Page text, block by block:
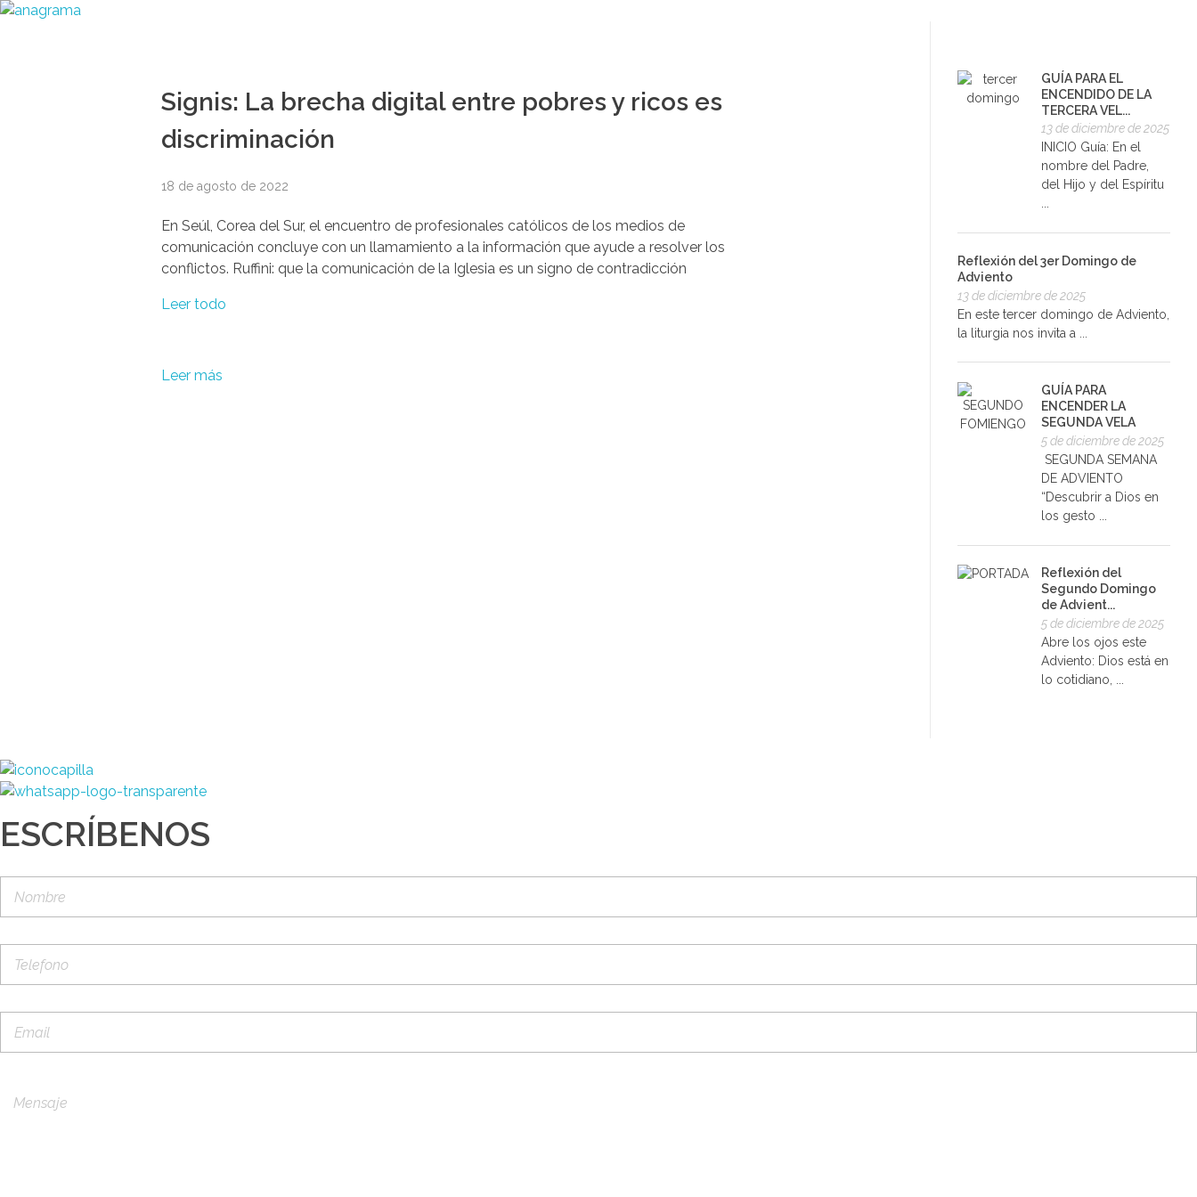
Signis: La brecha digital entre pobres y ricos es
discriminación
18 de agosto de 2022
En Seúl, Corea del Sur, el encuentro de profesionales católicos de los medios de
comunicación concluye con un llamamiento a la información que ayude a resolver los
conflictos. Ruffini: que la comunicación de la Iglesia es un signo de contradicción
Leer todo
Leer más
GUÍA PARA EL
ENCENDIDO DE LA
TERCERA VEL...
13 de diciembre de 2025
INICIO Guía: En el
nombre del Padre,
del Hijo y del Espíritu
...
Reflexión del 3er Domingo de
Adviento
13 de diciembre de 2025
En este tercer domingo de Adviento,
la liturgia nos invita a ...
GUÍA PARA
ENCENDER LA
SEGUNDA VELA
5 de diciembre de 2025
SEGUNDA SEMANA
DE ADVIENTO
“Descubrir a Dios en
los gesto ...
Reflexión del
Segundo Domingo
de Advient...
5 de diciembre de 2025
Abre los ojos este
Adviento: Dios está en
lo cotidiano, ...
ESCRÍBENOS